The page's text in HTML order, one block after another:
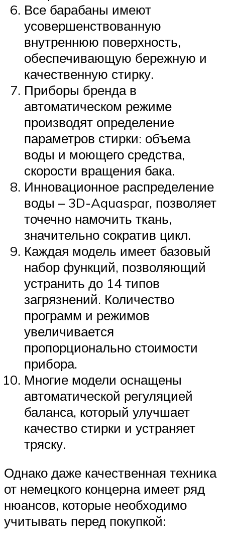
Все барабаны имеют
усовершенствованную
внутреннюю поверхность,
обеспечивающую бережную и
качественную стирку.
Приборы бренда в
автоматическом режиме
производят определение
параметров стирки: объема
воды и моющего средства,
скорости вращения бака.
Инновационное распределение
воды – 3D-Aquaspar, позволяет
точечно намочить ткань,
значительно сократив цикл.
Каждая модель имеет базовый
набор функций, позволяющий
устранить до 14 типов
загрязнений. Количество
программ и режимов
увеличивается
пропорционально стоимости
прибора.
Многие модели оснащены
автоматической регуляцией
баланса, который улучшает
качество стирки и устраняет
тряску.
Однако даже качественная техника
от немецкого концерна имеет ряд
нюансов, которые необходимо
учитывать перед покупкой: